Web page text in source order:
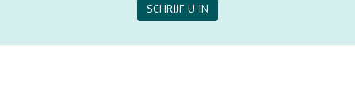
SCHRIJF U IN